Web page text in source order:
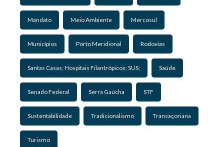
Mandato Meio Ambiente Mercosul
Municípios Porto Meridional Rodovias
Santas Casas; Hospitais Filantrópicos; SUS; Saúde
Senado Federal Serra Gaúcha STF
Sustentabilidade Tradicionalismo Transaçoriana
Turismo